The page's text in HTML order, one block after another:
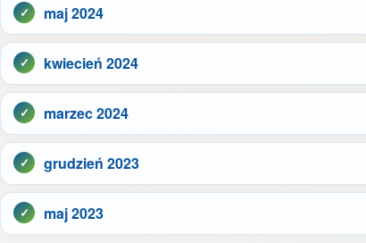
maj 2024
kwiecień 2024
marzec 2024
grudzień 2023
maj 2023